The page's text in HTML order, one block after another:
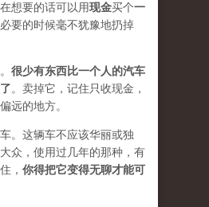
想要的话可以用现金买个一
要的时候毫不犹豫地扔掉
很少有东西比一个人的汽车
。卖掉它，记住只收现金，
远的地方。
。这辆车不应该华丽或独
众，使用过几年的那种，有
， 你得把它变得无聊才能可